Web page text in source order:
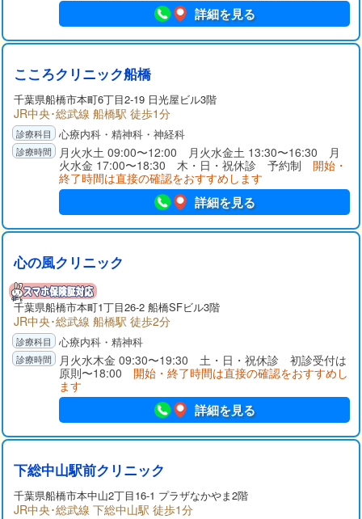
詳細を見る
こころクリニック船橋
千葉県船橋市本町6丁目2-19 日光屋ビル3階
JR中央･総武線 船橋駅 徒歩1分
心療内科・精神科・神経科
月火水土 09:00〜12:00 月火水金土 13:30〜16:30 月
火水金 17:00〜18:30 木・日・祝休診 予約制 開始・
終了時間は直接の確認をおすすめします
詳細を見る
心の風クリニック
千葉県船橋市本町1丁目26-2 船橋SFビル3階
JR中央･総武線 船橋駅 徒歩2分
心療内科・精神科
月火水木金 09:30〜19:30 土・日・祝休診 初診受付は
原則〜18:00 開始・終了時間は直接の確認をおすすめし
ます
詳細を見る
下総中山駅前クリニック
千葉県船橋市本中山2丁目16-1 プラザなかやま2階
JR中央･総武線 下総中山駅 徒歩1分